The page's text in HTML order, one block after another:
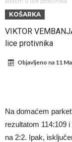
oprati
Ko je pomogao
Ulazak na
KOŠARKA
VIKTOR
lice protivnika
Objavljeno na 11
Na domaćem
rezultatom 114:109
na 2:2. Ipak,